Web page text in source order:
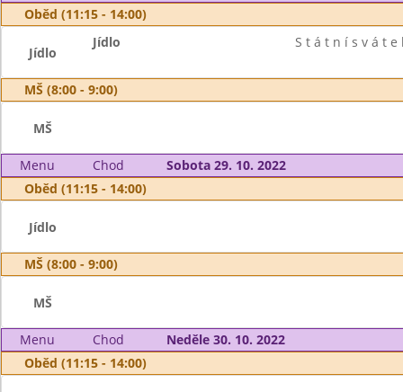
Oběd (11:15 - 14:00)
Jídlo
Jídlo S t á t n í s v á t e
MŠ (8:00 - 9:00)
MŠ
Menu Chod
Sobota 29. 10. 2022
Oběd (11:15 - 14:00)
Jídlo
MŠ (8:00 - 9:00)
MŠ
Menu Chod
Neděle 30. 10. 2022
Oběd (11:15 - 14:00)